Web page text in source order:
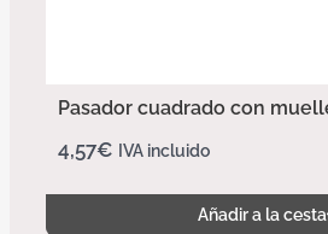
Pasador cuadrado con
4,57€ IVA incluido
Añadir a la cesta